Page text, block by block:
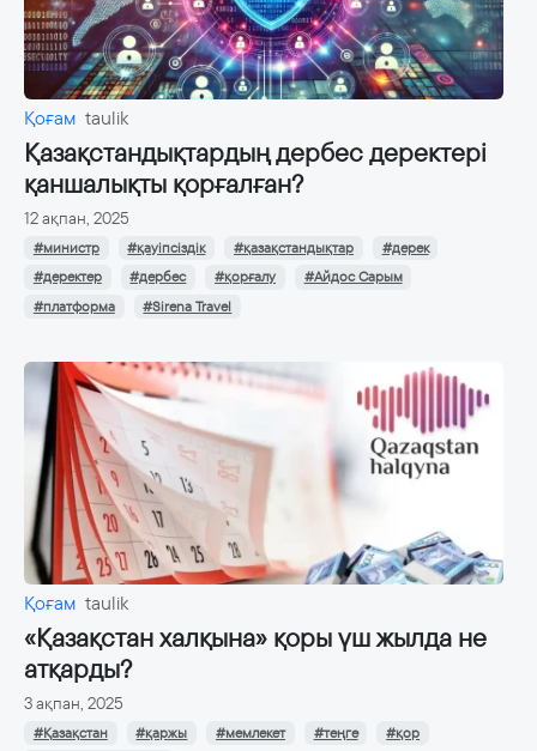
Қоғам taulik
Қазақстандықтардың дербес деректері
қаншалықты қорғалған?
12 ақпан, 2025
#министр #қауіпсіздік #қазақстандықтар
#дерек
#деректер
#дербес #қорғалу
#Айдос Сарым
#платформа
#Sirena Travel
Қоғам taulik
«Қазақстан халқына» қоры үш жылда не
атқарды?
3 ақпан, 2025
#Қазақстан #қаржы #мемлекет #теңге
#қор